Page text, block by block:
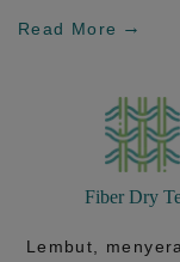
Read More
Fiber Dry
Lembut,